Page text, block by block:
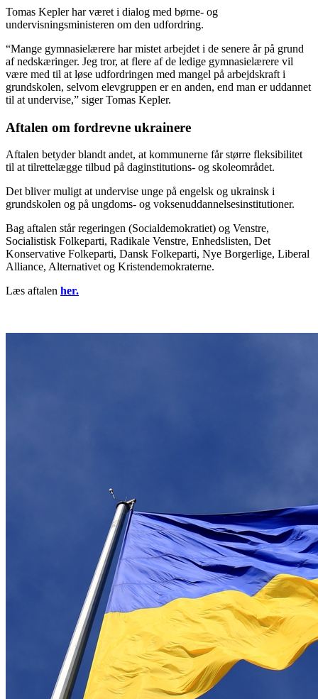
Tomas Kepler har været i dialog med børne- og
undervisningsministeren om den udfordring.
“Mange gymnasielærere har mistet arbejdet i de senere år på grund
af nedskæringer. Jeg tror, at flere af de ledige gymnasielærere vil
være med til at løse udfordringen med mangel på arbejdskraft i
grundskolen, selvom elevgruppen er en anden, end man er uddannet
til at undervise,” siger Tomas Kepler.
Aftalen om fordrevne ukrainere
Aftalen betyder blandt andet, at kommunerne får større fleksibilitet
til at tilrettelægge tilbud på daginstitutions- og skoleområdet.
Det bliver muligt at undervise unge på engelsk og ukrainsk i
grundskolen og på ungdoms- og voksenuddannelsesinstitutioner.
Bag aftalen står regeringen (Socialdemokratiet) og Venstre,
Socialistisk Folkeparti, Radikale Venstre, Enhedslisten, Det
Konservative Folkeparti, Dansk Folkeparti, Nye Borgerlige, Liberal
Alliance, Alternativet og Kristendemokraterne.
Læs aftalen her.